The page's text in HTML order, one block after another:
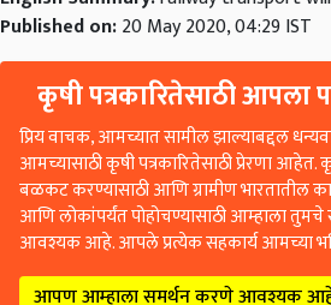
Published on:20 May 2020, 04:29 IST
कृषी पत्रकारितेसाठी आपला
प्रिय वाचक, आमच्यात सामील झाल्याबद्दल
आमच्यासाठी कृषी पत्रकारितेसाठी प्रेरणा आहेत.
बळकट करण्यासाठी आणि ग्रामीण भारतातील
आणि लोकांपर्यंत पोहोचण्यासाठी आम्हाला तुमचे
आवश्यक आहे. आपले प्रत्येक सहकार्य आमच्या
आपण आम्हाला समर्थन करणे आवश्यक